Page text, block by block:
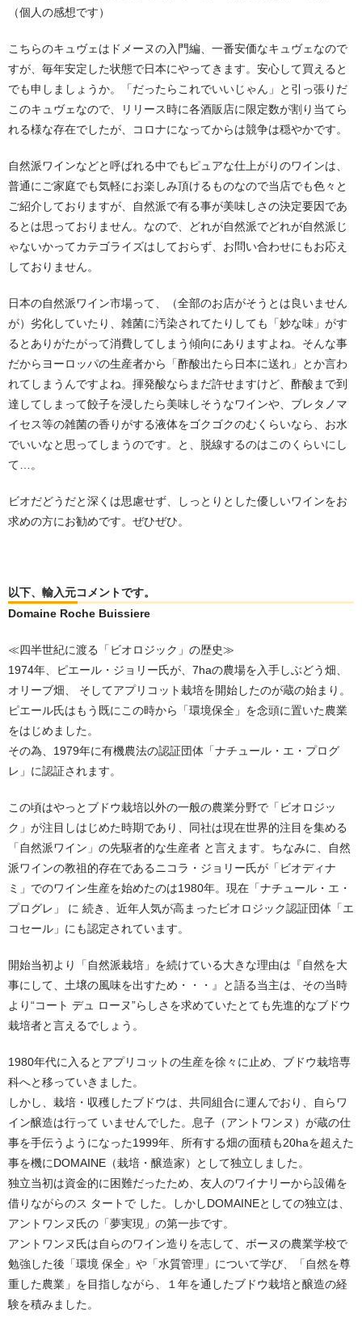
（個人の感想です）
こちらのキュヴェはドメーヌの入門編、一番安価なキュヴェなので
すが、毎年安定した状態で日本にやってきます。安心して買えると
でも申しましょうか。「だったらこれでいいじゃん」と引っ張りだ
このキュヴェなので、リリース時に各酒販店に限定数が割り当てら
れる様な存在でしたが、コロナになってからは競争は穏やかです。
自然派ワインなどと呼ばれる中でもピュアな仕上がりのワインは、
普通にご家庭でも気軽にお楽しみ頂けるものなので当店でも色々と
ご紹介しておりますが、自然派で有る事が美味しさの決定要因であ
るとは思っておりません。なので、どれが自然派でどれが自然派じ
ゃないかってカテゴライズはしておらず、お問い合わせにもお応え
しておりません。
日本の自然派ワイン市場って、（全部のお店がそうとは良いません
が）劣化していたり、雑菌に汚染されてたりしても「妙な味」がす
るとありがたがって消費してしまう傾向にありますよね。そんな事
だからヨーロッパの生産者から「酢酸出たら日本に送れ」とか言わ
れてしまうんですよね。揮発酸ならまだ許せますけど、酢酸まで到
達してしまって餃子を浸したら美味しそうなワインや、ブレタノマ
イセス等の雑菌の香りがする液体をゴクゴクのむくらいなら、お水
でいいなと思ってしまうのです。と、脱線するのはこのくらいにし
て…。
ビオだどうだと深くは思慮せず、しっとりとした優しいワインをお
求めの方にお勧めです。ぜひぜひ。
以下、輸入元コメントです。
Domaine Roche Buissiere
≪四半世紀に渡る「ビオロジック」の歴史≫
1974年、ピエール・ジョリー氏が、7haの農場を入手しぶどう畑、
オリーブ畑、 そしてアプリコット栽培を開始したのが蔵の始まり。
ピエール氏はもう既にこの時から「環境保全」を念頭に置いた農業
をはじめました。
その為、1979年に有機農法の認証団体「ナチュール・エ・プログ
レ」に認証されます。
この頃はやっとブドウ栽培以外の一般の農業分野で「ビオロジッ
ク」が注目しはじめた時期であり、同社は現在世界的注目を集める
「自然派ワイン」の先駆者的な生産者 と言えます。ちなみに、自然
派ワインの教祖的存在であるニコラ・ジョリー氏が「ビオディナ
ミ」でのワイン生産を始めたのは1980年。現在「ナチュール・エ・
プログレ」 に 続き、近年人気が高まったビオロジック認証団体「エ
コセール」にも認定されています。
開始当初より「自然派栽培」を続けている大きな理由は『自然を大
事にして、土壌の風味を出すため・・・』と語る当主は、その当時
より“コート デュ ローヌ”らしさを求めていたとても先進的なブドウ
栽培者と言えるでしょう。
1980年代に入るとアプリコットの生産を徐々に止め、ブドウ栽培専
科へと移っていきました。
しかし、栽培・収穫したブドウは、共同組合に運んでおり、自らワ
イン醸造は行って いませんでした。息子（アントワンヌ）が蔵の仕
事を手伝うようになった1999年、所有する畑の面積も20haを超えた
事を機にDOMAINE（栽培・醸造家）として独立しました。
独立当初は資金的に困難だったため、友人のワイナリーから設備を
借りながらのス タートで した。しかしDOMAINEとしての独立は、
アントワンヌ氏の「夢実現」の第一歩です。
アントワンヌ氏は自らのワイン造りを志して、ボーヌの農業学校で
勉強した後「環境 保全」や「水質管理」について学び、「自然を尊
重した農業」を目指しながら、１年を通したブドウ栽培と醸造の経
験を積みました。